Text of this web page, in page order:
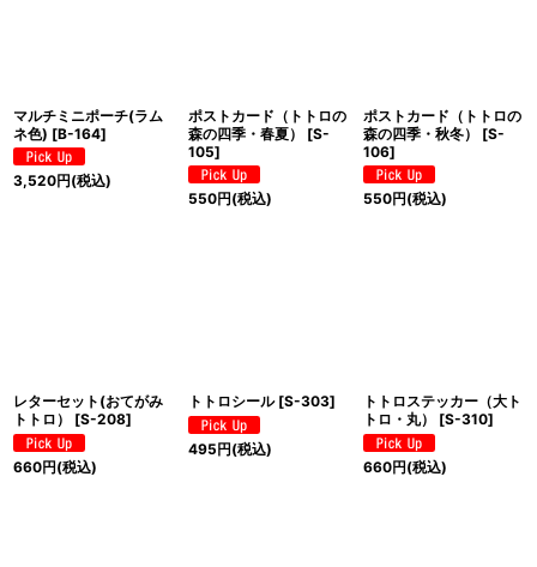
マルチミニポーチ(ラム
ネ色) [B-164]
3,520円(税込)
ポストカード（トトロの
森の四季・春夏）
[S-
105]
550円(税込)
ポストカード（トトロの
森の四季・秋冬）
[S-
106]
550円(税込)
レターセット(おてがみ
トトロ）
[S-208]
660円(税込)
トトロシール [S-303]
495円(税込)
トトロステッカー（大ト
トロ・丸）
[S-310]
660円(税込)